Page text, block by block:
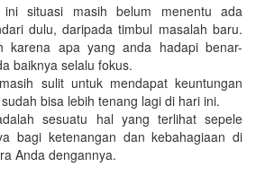
situasi masih belum menentu ada
dulu, daripada timbul masalah baru.
karena apa yang anda hadapi benar-
baiknya selalu fokus.
sulit untuk mendapat keuntungan
bisa lebih tenang lagi di hari ini.
sesuatu hal yang terlihat sepele
bagi ketenangan dan kebahagiaan di
Anda dengannya.